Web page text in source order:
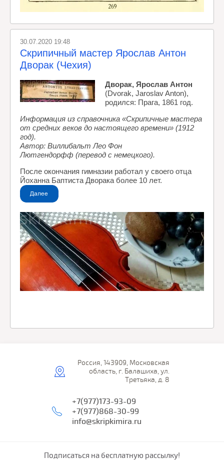
30.07.2020 19:48
Скрипичный мастер Ярослав Антон
Дворак (Чехия)
Дворак, Ярослав Антон
(Dvorak, Jaroslav Anton),
родился: Прага, 1861 год.
Информация из справочника «Скрипичные мастера
от средних веков до настоящего времени» (1912
год).
Автор: Виллибальт Лео Фон
Лютгендорфф (перевод с немецкого).
После окончания гимназии работал у своего отца
Йоханна Баптиста Дворака более 10 лет.
Россия, 143909, Московская
область, г. Балашиха, ул.
Третьяка, д. 8
+7(977)173-93-09
+7(977)868-30-99
info@skripkimira.ru
Подписаться на бесплатную рассылку!